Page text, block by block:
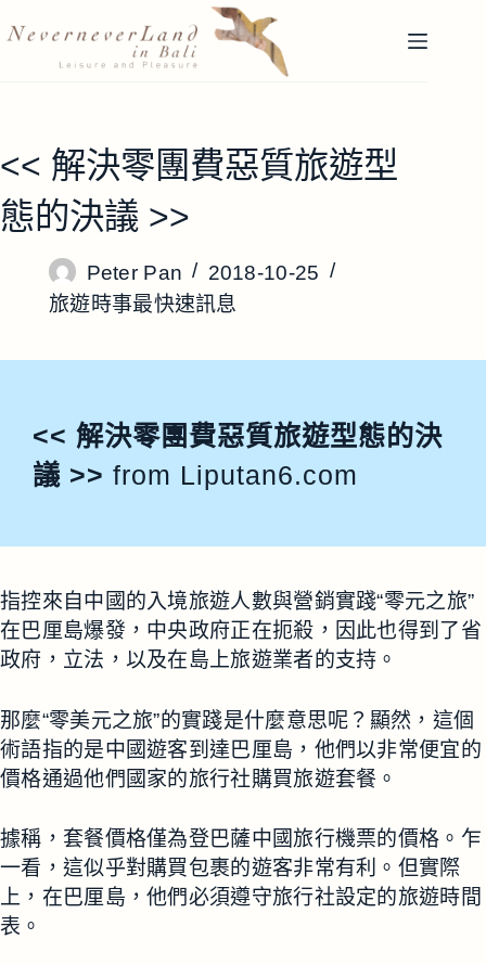
至
容
<< 解決零團費惡質旅遊型
態的決議 >>
Peter Pan
2018-10-25
旅遊時事最快速訊息
<< 解決零團費惡質旅遊型態的決
議 >> from Liputan6.com
指控來自中國的入境旅遊人數與營銷實踐“零元之旅”
在巴厘島爆發，中央政府正在扼殺，因此也得到了省
政府，立法，以及在島上旅遊業者的支持。
那麼“零美元之旅”的實踐是什麼意思呢？顯然，這個
術語指的是中國遊客到達巴厘島，他們以非常便宜的
價格通過他們國家的旅行社購買旅遊套餐。
據稱，套餐價格僅為登巴薩中國旅行機票的價格。乍
一看，這似乎對購買包裹的遊客非常有利。但實際
上，在巴厘島，他們必須遵守旅行社設定的旅遊時間
表。